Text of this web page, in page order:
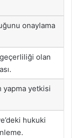
onaylama
olan
yapma yetkisi
hukuki